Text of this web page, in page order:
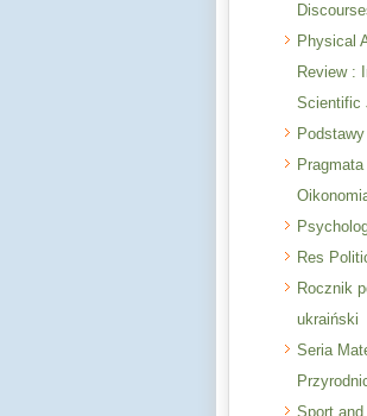
Physical
Review :
Scientific
Res
Rocznik
ukraiński
Seria
Sport and